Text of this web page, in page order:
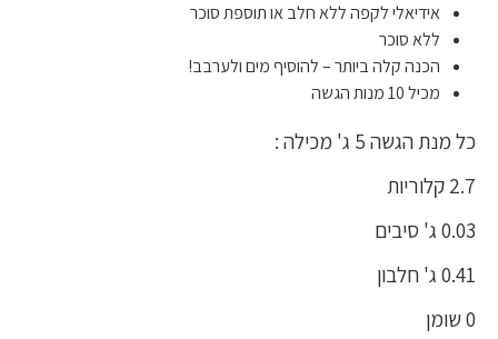
אידיאלי לקפה ללא חלב או תוספת סוכר
ללא סוכר
הכנה קלה ביותר – להוסיף מים ולערבב!
מכיל 10 מנות הגשה
כל מנת הגשה 5 ג' מכילה :
2.7 קלוריות
0.03 ג' סיבים
0.41 ג' חלבון
0 שומן